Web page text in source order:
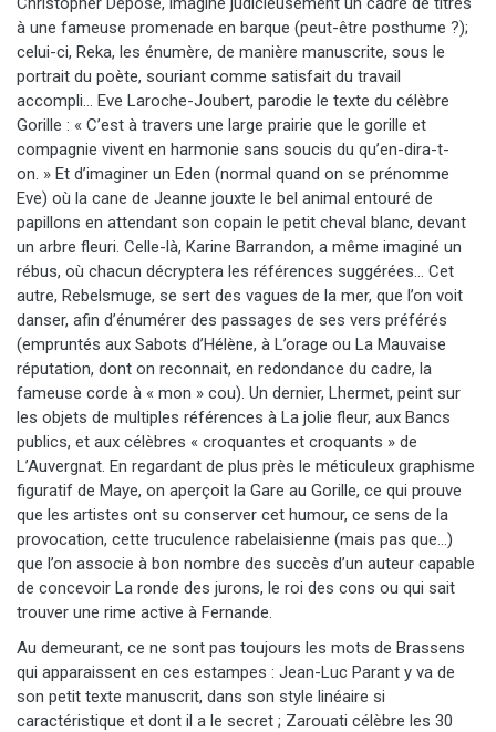
à une fameuse promenade en barque (peut-être posthume ?);
celui-ci, Reka, les énumère, de manière manuscrite, sous le
portrait du poète, souriant comme satisfait du travail
accompli… Eve Laroche-Joubert, parodie le texte du célèbre
Gorille : « C’est à travers une large prairie que le gorille et
compagnie vivent en harmonie sans soucis du qu’en-dira-t-
on. » Et d’imaginer un Eden (normal quand on se prénomme
Eve) où la cane de Jeanne jouxte le bel animal entouré de
papillons en attendant son copain le petit cheval blanc, devant
un arbre fleuri. Celle-là, Karine Barrandon, a même imaginé un
rébus, où chacun décryptera les références suggérées… Cet
autre, Rebelsmuge, se sert des vagues de la mer, que l’on voit
danser, afin d’énumérer des passages de ses vers préférés
(empruntés aux Sabots d’Hélène, à L’orage ou La Mauvaise
réputation, dont on reconnait, en redondance du cadre, la
fameuse corde à « mon » cou). Un dernier, Lhermet, peint sur
les objets de multiples références à La jolie fleur, aux Bancs
publics, et aux célèbres « croquantes et croquants » de
L’Auvergnat. En regardant de plus près le méticuleux graphisme
figuratif de Maye, on aperçoit la Gare au Gorille, ce qui prouve
que les artistes ont su conserver cet humour, ce sens de la
provocation, cette truculence rabelaisienne (mais pas que…)
que l’on associe à bon nombre des succès d’un auteur capable
de concevoir La ronde des jurons, le roi des cons ou qui sait
trouver une rime active à Fernande.
Au demeurant, ce ne sont pas toujours les mots de Brassens
qui apparaissent en ces estampes : Jean-Luc Parant y va de
son petit texte manuscrit, dans son style linéaire si
caractéristique et dont il a le secret ; Zarouati célèbre les 30